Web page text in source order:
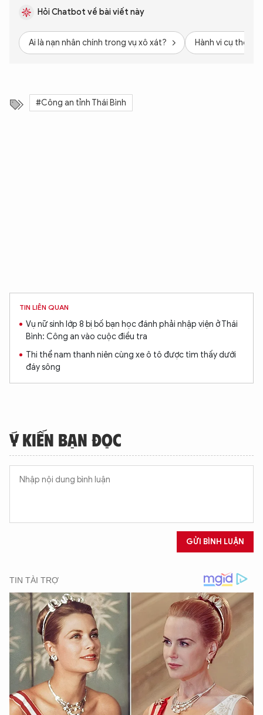
Hỏi Chatbot về bài viết này
Ai là nạn nhân chính trong vụ xô xát? Hành vi cụ thể
#Công an tỉnh Thái Bình
TIN LIÊN QUAN
Vụ nữ sinh lớp 8 bị bố bạn học đánh phải nhập viện ở Thái
Bình: Công an vào cuộc điều tra
Thi thể nam thanh niên cùng xe ô tô được tìm thấy dưới
đáy sông
Ý KIẾN BẠN ĐỌC
GỬI BÌNH LUẬN